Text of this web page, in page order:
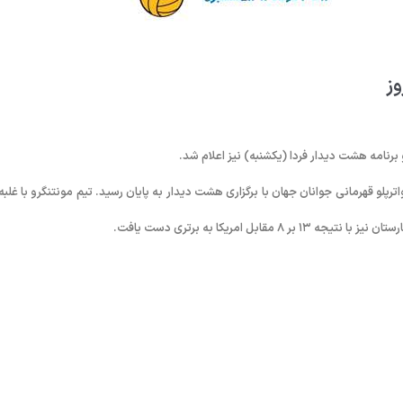
هشت دیدار فردا (یکشنبه) نیز اعلام شد.
قهرمانی جوانان جهان با برگزاری هشت دیدار به پایان رسید. تیم مونتنگرو با